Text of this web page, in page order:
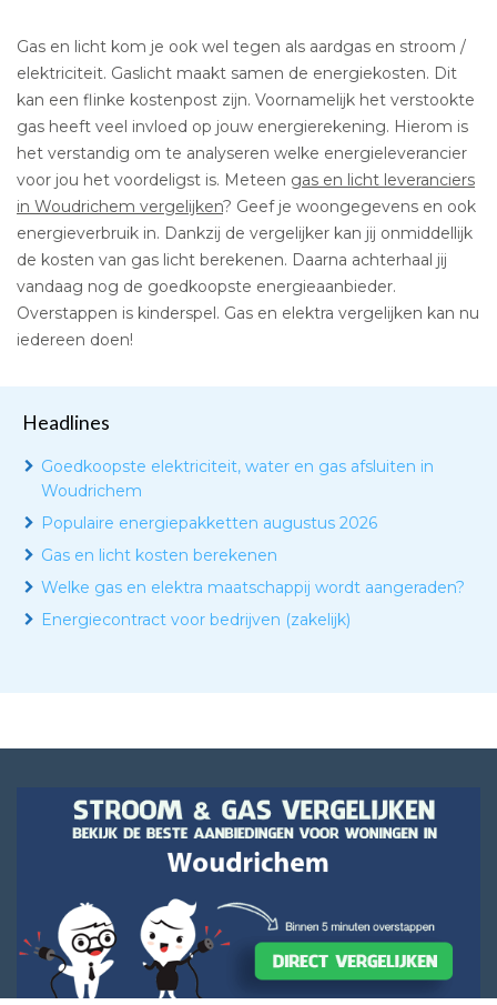
Gas en licht kom je ook wel tegen als aardgas en stroom /
elektriciteit. Gaslicht maakt samen de energiekosten. Dit
kan een flinke kostenpost zijn. Voornamelijk het verstookte
gas heeft veel invloed op jouw energierekening. Hierom is
het verstandig om te analyseren welke energieleverancier
voor jou het voordeligst is. Meteen gas en licht leveranciers
in Woudrichem vergelijken? Geef je woongegevens en ook
energieverbruik in. Dankzij de vergelijker kan jij onmiddellijk
de kosten van gas licht berekenen. Daarna achterhaal jij
vandaag nog de goedkoopste energieaanbieder.
Overstappen is kinderspel. Gas en elektra vergelijken kan nu
iedereen doen!
Headlines
Goedkoopste elektriciteit, water en gas afsluiten in
Woudrichem
Populaire energiepakketten augustus 2026
Gas en licht kosten berekenen
Welke gas en elektra maatschappij wordt aangeraden?
Energiecontract voor bedrijven (zakelijk)